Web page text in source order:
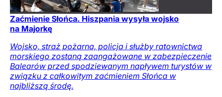
Zaćmienie Słońca. Hiszpania wysyła wojsko
na Majorkę
Wojsko, straż pożarna, policja i służby ratownictwa
morskiego zostaną zaangażowane w zabezpieczenie
Balearów przed spodziewanym napływem turystów w
związku z całkowitym zaćmieniem Słońca w
najbliższą środę.